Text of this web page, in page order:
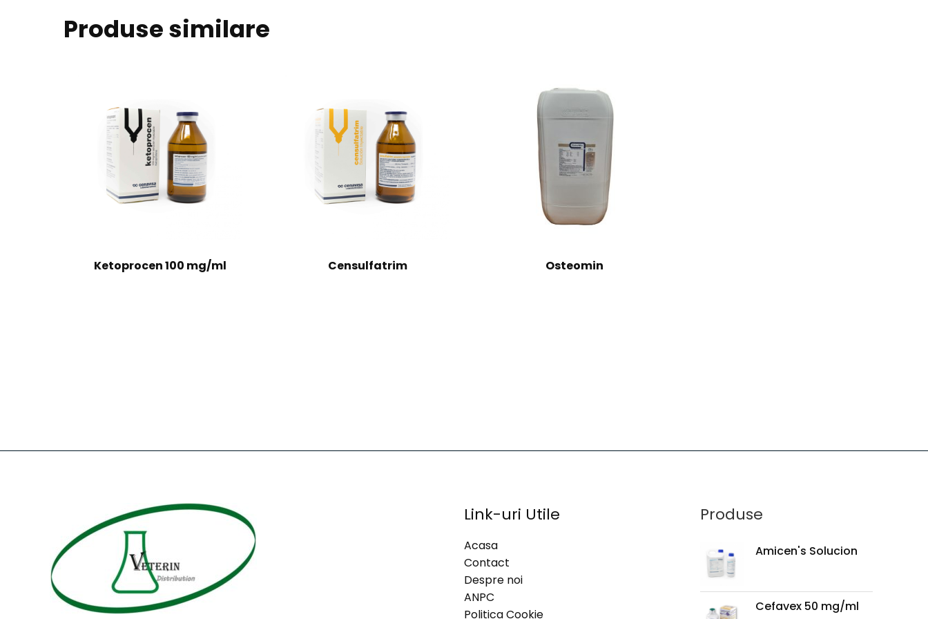
Produse similare
Ketoprocen 100 mg/ml Censulfatrim Osteomin
Link-uri Utile
Acasa
Contact
Despre noi
ANPC
Politica Cookie
Produse
Amicen's Solucion
Cefavex 50 mg/ml